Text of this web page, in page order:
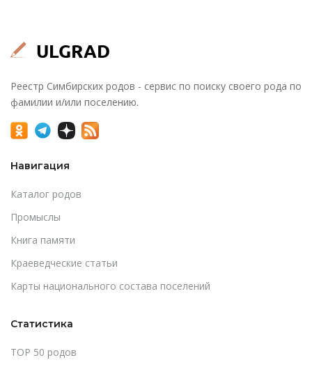
Реестр Симбирских родов - сервис по поиску своего рода по
фамилии и/или поселению.
Навигация
Каталог родов
Промыслы
Книга памяти
Краеведческие статьи
Карты национального состава поселений
Статистика
TOP 50 родов